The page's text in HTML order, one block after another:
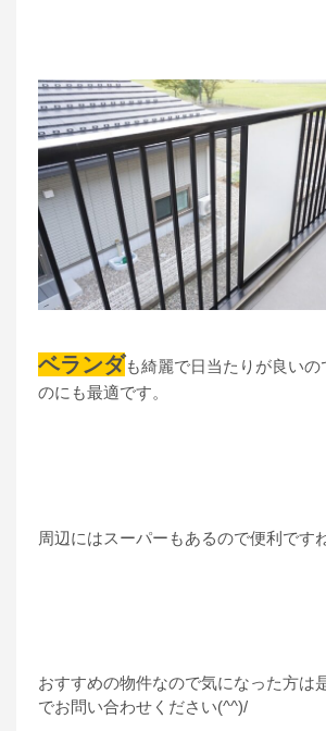
ベランダも綺麗で日当たりが良い
のにも最適です。
周辺にはスーパーもあるので便利ですね
おすすめの物件なので気になった方は
でお問い合わせください(^^)/